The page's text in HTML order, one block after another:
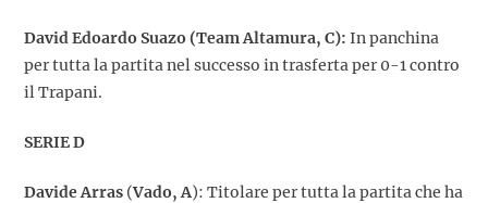
David Edoardo Suazo (Team Altamura, C): In panchina
per tutta la partita nel successo in trasferta per 0-1 contro
il Trapani.
SERIE D
Davide Arras (Vado, A): Titolare per tutta la partita che ha